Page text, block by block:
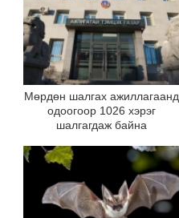
Мөрдөн шалгах ажиллагаанд
одоогоор 1026 хэрэг
шалгагдаж байна